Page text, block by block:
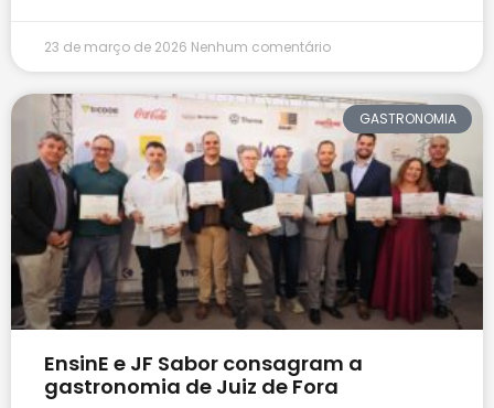
23 de março de 2026 Nenhum comentário
GASTRONOMIA
EnsinE e JF Sabor consagram a
gastronomia de Juiz de Fora